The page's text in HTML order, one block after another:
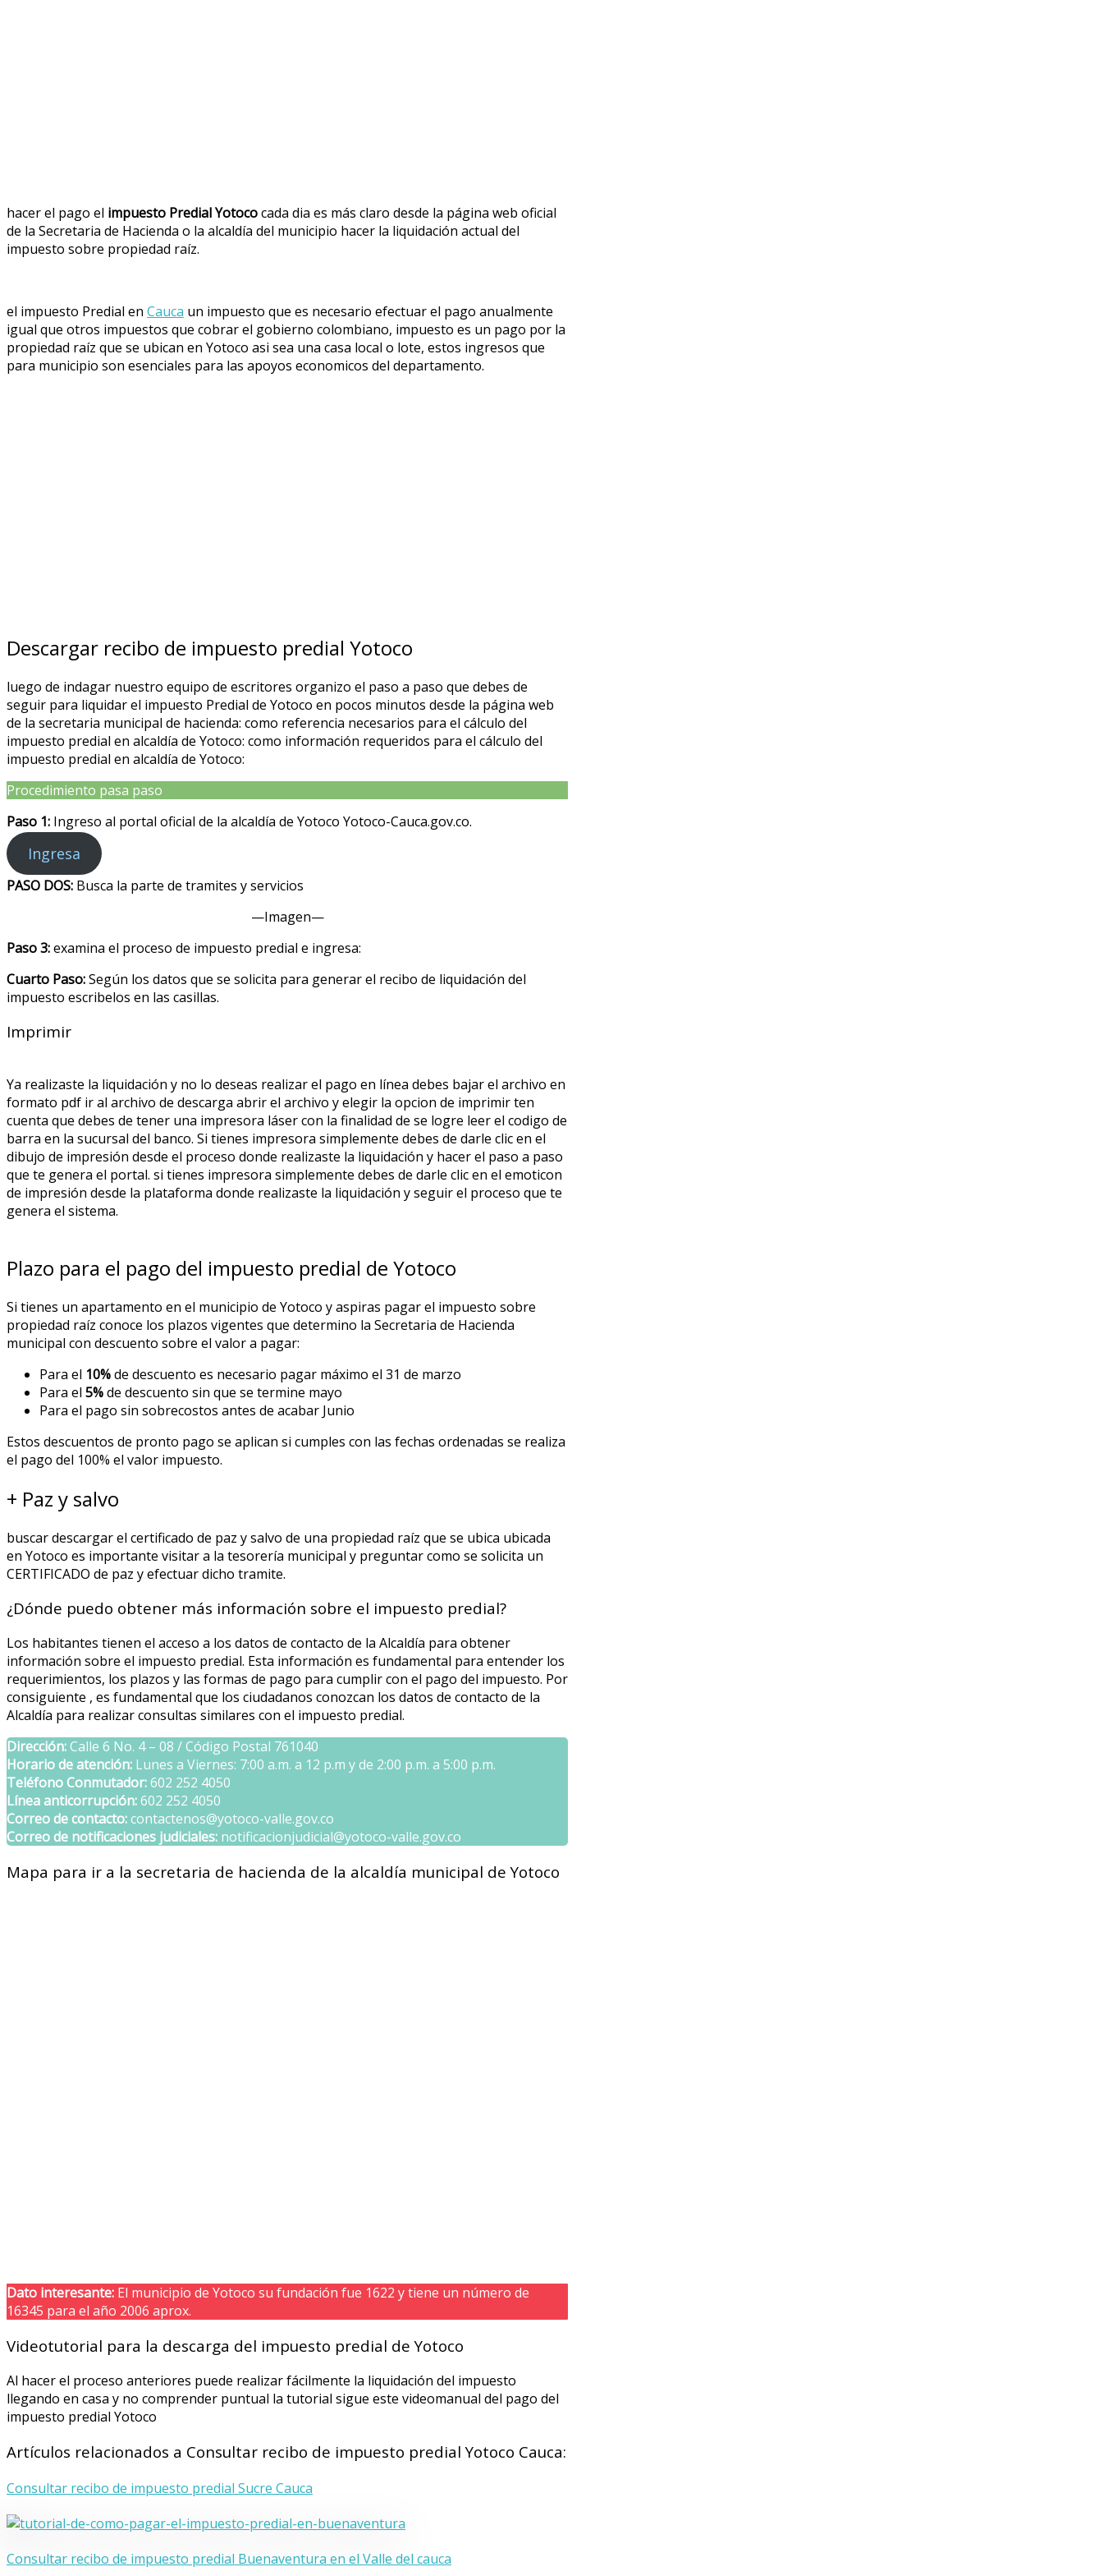
hacer el pago el impuesto Predial Yotococada dia es más claro desde la página web oficial
de la Secretaria de Hacienda o la alcaldía del municipio hacer la liquidación actual del
impuesto sobre propiedad raíz.
el impuesto Predial en Cauca un impuesto que es necesario efectuar el pago anualmente
igual que otros impuestos que cobrar el gobierno colombiano, impuesto es un pago por la
propiedad raíz que se ubican en Yotoco asi sea una casa local o lote, estos ingresos que
para municipio son esenciales para las apoyos economicos del departamento.
Descargar recibo de impuesto predial Yotoco
luego de indagar nuestro equipo de escritores organizo el paso a paso que debes de
seguir para liquidar el impuesto Predial de Yotoco en pocos minutos desde la página web
de la secretaria municipal de hacienda: como referencia necesarios para el cálculo del
impuesto predial en alcaldía de Yotoco: como información requeridos para el cálculo del
impuesto predial en alcaldía de Yotoco:
Procedimiento pasa paso
Paso 1: Ingreso al portal oficial de la alcaldía de Yotoco Yotoco-Cauca.gov.co.
Ingresa
PASO DOS: Busca la parte de tramites y servicios
—Imagen—
Paso 3:examina el proceso de impuesto predial e ingresa:
Cuarto Paso:Según los datos que se solicita para generar el recibo de liquidación del
impuesto escribelos en las casillas.
Imprimir
Ya realizaste la liquidación y no lo deseas realizar el pago en línea debes bajar el archivo en
formato pdf ir al archivo de descarga abrir el archivo y elegir la opcion de imprimir ten
cuenta que debes de tener una impresora láser con la finalidad de se logre leer el codigo de
barra en la sucursal del banco. Si tienes impresora simplemente debes de darle clic en el
dibujo de impresión desde el proceso donde realizaste la liquidación y hacer el paso a paso
que te genera el portal. si tienes impresora simplemente debes de darle clic en el emoticon
de impresión desde la plataforma donde realizaste la liquidación y seguir el proceso que te
genera el sistema.
Plazo para el pago del impuesto predial de Yotoco
Si tienes un apartamento en el municipio de Yotoco y aspiras pagar el impuesto sobre
propiedad raíz conoce los plazos vigentes que determino la Secretaria de Hacienda
municipal con descuento sobre el valor a pagar:
Para el 10%de descuento es necesario pagar máximo el 31 de marzo
Para el 5%de descuento sin que se termine mayo
Para el pago sin sobrecostos antes de acabar Junio
Estos descuentos de pronto pago se aplican si cumples con las fechas ordenadas se realiza
el pago del 100% el valor impuesto.
+ Paz y salvo
buscar descargar el certificado de paz y salvo de una propiedad raíz que se ubica ubicada
en Yotoco es importante visitar a la tesorería municipal y preguntar como se solicita un
CERTIFICADO de paz y efectuar dicho tramite.
¿Dónde puedo obtener más información sobre el impuesto predial?
Los habitantes tienen el acceso a los datos de contacto de la Alcaldía para obtener
información sobre el impuesto predial. Esta información es fundamental para entender los
requerimientos, los plazos y las formas de pago para cumplir con el pago del impuesto. Por
consiguiente , es fundamental que los ciudadanos conozcan los datos de contacto de la
Alcaldía para realizar consultas similares con el impuesto predial.
Dirección:Calle 6 No. 4 – 08 / Código Postal 761040
Horario de atención: Lunes a Viernes: 7:00 a.m. a 12 p.m y de 2:00 p.m. a 5:00 p.m.
Teléfono Conmutador:602 252 4050
Línea anticorrupción:602 252 4050
Correo de contacto:contactenos@yotoco-valle.gov.co
Correo de notificaciones judiciales: notificacionjudicial@yotoco-valle.gov.co
Mapa para ir a la secretaria de hacienda de la alcaldía municipal de Yotoco
Dato interesante: El municipio de Yotoco su fundación fue 1622 y tiene un número de
16345 para el año 2006 aprox.
Videotutorial para la descarga del impuesto predial de Yotoco
Al hacer el proceso anteriores puede realizar fácilmente la liquidación del impuesto
llegando en casa y no comprender puntual la tutorial sigue este videomanual del pago del
impuesto predial Yotoco
Artículos relacionados a Consultar recibo de impuesto predial Yotoco Cauca:
Consultar recibo de impuesto predial Sucre Cauca
Consultar recibo de impuesto predial Buenaventura en el Valle del cauca